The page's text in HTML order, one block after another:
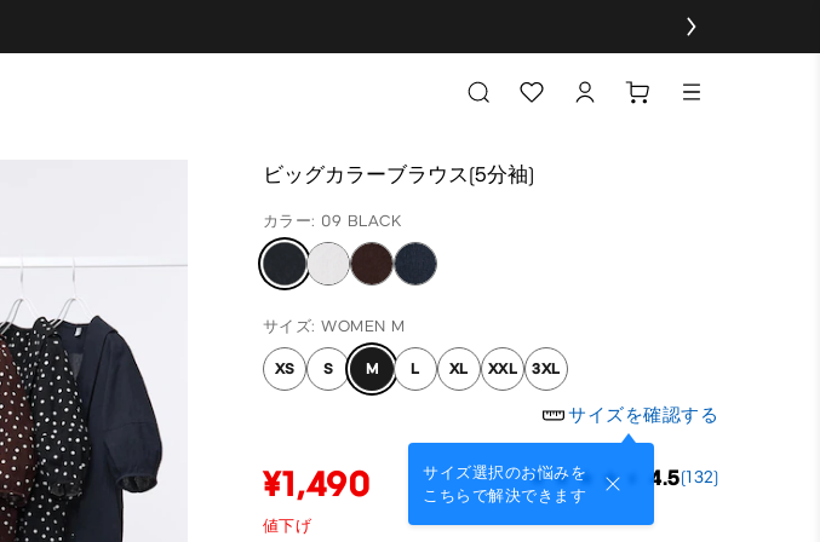
ビッグカラーブラウス(5分袖)
カラー: 09 BLACK
サイズ: WOMEN M
XS S M L XL XXL 3XL
サイズを確認する
サイズ選択のお悩みを
こちらで解決できます
¥1,490 4.5(132)
値下げ